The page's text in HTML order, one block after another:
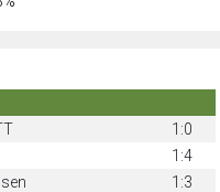
1:0
1:4
1:3